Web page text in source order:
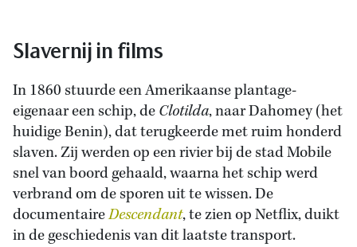
Slavernij in films
In 1860 stuurde een Amerikaanse plantage-
eigenaar een schip, deClotilda, naar Dahomey (het
huidige Benin), dat terugkeerde met ruim honderd
slaven. Zij werden op een rivier bij de stad Mobile
snel van boord gehaald, waarna het schip werd
verbrand om de sporen uit te wissen. De
documentaireDescendant, te zien op Netflix, duikt
in de geschiedenis van dit laatste transport.